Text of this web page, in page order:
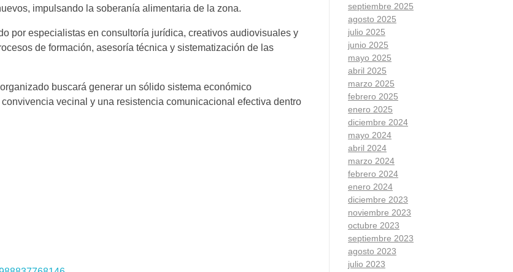
impulsando la soberanía alimentaria de la zona.
por especialistas en consultoría jurídica, creativos audiovisuales y
de formación, asesoría técnica y sistematización de las
buscará generar un sólido sistema económico
vecinal y una resistencia comunicacional efectiva dentro
septiembre 2025
agosto 2025
julio 2025
junio 2025
mayo 2025
abril 2025
marzo 2025
febrero 2025
enero 2025
diciembre 2024
mayo 2024
abril 2024
marzo 2024
febrero 2024
enero 2024
diciembre 2023
noviembre 2023
octubre 2023
septiembre 2023
agosto 2023
julio 2023